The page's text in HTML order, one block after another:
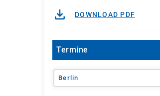
DOWNLOAD PDF
Termine
Berlin